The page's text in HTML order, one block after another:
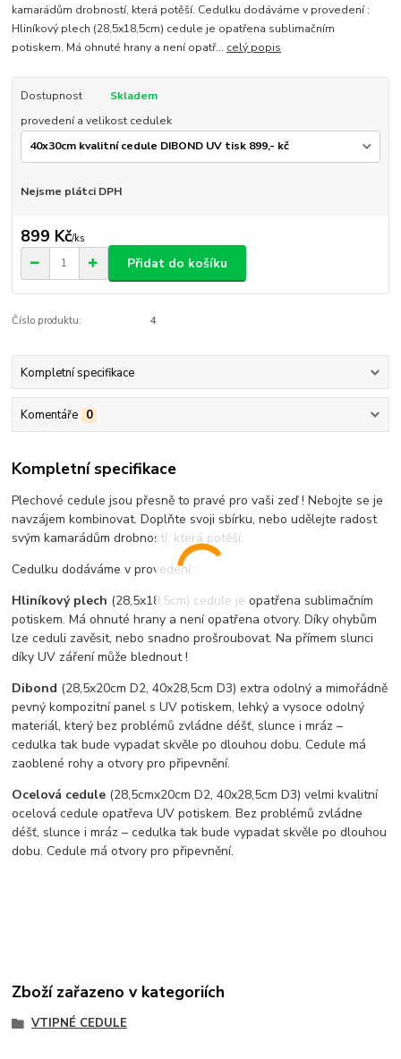
kamarádům drobností, která potěší. Cedulku dodáváme v provedení :
Hliníkový plech (28,5x18,5cm) cedule je opatřena sublimačním
potiskem. Má ohnuté hrany a není opatř... celý popis
Dostupnost
Skladem
provedení a velikost cedulek
Nejsme plátci DPH
899 Kč/ks
Přidat do košíku
Číslo produktu: 4
Kompletní specifikace
Komentáře 0
Kompletní specifikace
Plechové cedule jsou přesně to pravé pro vaši zeď ! Nebojte se je
navzájem kombinovat. Doplňte svoji sbírku, nebo udělejte radost
svým kamarádům drobností, která potěší.
Cedulku dodáváme v provedení :
Hliníkový plech (28,5x18,5cm) cedule je opatřena sublimačním
potiskem. Má ohnuté hrany a není opatřena otvory. Díky ohybům
lze ceduli zavěsit, nebo snadno prošroubovat. Na přímem slunci
díky UV záření může blednout !
Dibond (28,5x20cm D2, 40x28,5cm D3) extra odolný a mimořádně
pevný kompozitní panel s UV potiskem, lehký a vysoce odolný
materiál, který bez problémů zvládne déšť, slunce i mráz –
cedulka tak bude vypadat skvěle po dlouhou dobu. Cedule má
zaoblené rohy a otvory pro připevnění.
Ocelová cedule (28,5cmx20cm D2, 40x28,5cm D3) velmi kvalitní
ocelová cedule opatřeva UV potiskem. Bez problémů zvládne
déšť, slunce i mráz – cedulka tak bude vypadat skvěle po dlouhou
dobu. Cedule má otvory pro připevnění.
Zboží zařazeno v kategoriích
VTIPNÉ CEDULE